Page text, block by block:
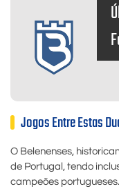
Jogos Entre Estas
O Belenenses,
de Portugal, tendo
campeões